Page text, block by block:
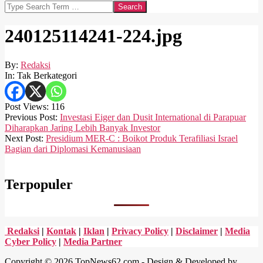
Search
240125114241-224.jpg
By: Redaksi
In: Tak Berkategori
Post Views: 116
2024-
01-
25
Previous Post: Investasi Eiger dan Dusit International di Parapuar
Diharapkan Jaring Lebih Banyak Investor
Next Post: Presidium MER-C : Boikot Produk Terafiliasi Israel
Bagian dari Diplomasi Kemanusiaan
Terpopuler
Redaksi | Kontak | Iklan | Privacy Policy | Disclaimer | Media
Cyber Policy | Media Partner